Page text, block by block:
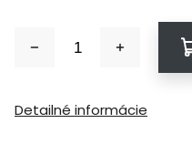
Detailné informácie